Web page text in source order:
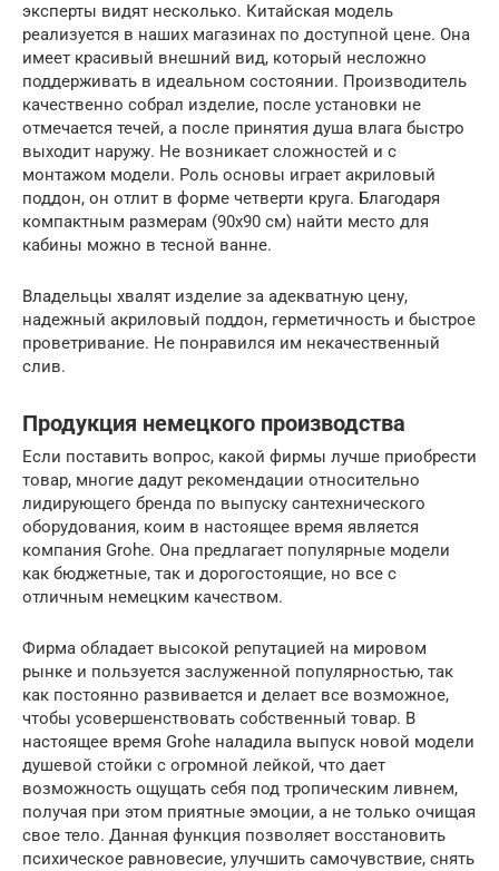
эксперты видят несколько. Китайская модель
реализуется в наших магазинах по доступной цене. Она
имеет красивый внешний вид, который несложно
поддерживать в идеальном состоянии. Производитель
качественно собрал изделие, после установки не
отмечается течей, а после принятия душа влага быстро
выходит наружу. Не возникает сложностей и с
монтажом модели. Роль основы играет акриловый
поддон, он отлит в форме четверти круга. Благодаря
компактным размерам (90х90 см) найти место для
кабины можно в тесной ванне.
Владельцы хвалят изделие за адекватную цену,
надежный акриловый поддон, герметичность и быстрое
проветривание. Не понравился им некачественный
слив.
Продукция немецкого производства
Если поставить вопрос, какой фирмы лучше приобрести
товар, многие дадут рекомендации относительно
лидирующего бренда по выпуску сантехнического
оборудования, коим в настоящее время является
компания Grohe. Она предлагает популярные модели
как бюджетные, так и дорогостоящие, но все с
отличным немецким качеством.
Фирма обладает высокой репутацией на мировом
рынке и пользуется заслуженной популярностью, так
как постоянно развивается и делает все возможное,
чтобы усовершенствовать собственный товар. В
настоящее время Grohe наладила выпуск новой модели
душевой стойки с огромной лейкой, что дает
возможность ощущать себя под тропическим ливнем,
получая при этом приятные эмоции, а не только очищая
свое тело. Данная функция позволяет восстановить
психическое равновесие, улучшить самочувствие, снять